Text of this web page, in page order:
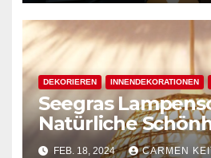
DEKORIEREN INNENDEKORATIONEN
Seegras
Natürliche
nachhaltige
FEB. 18, 2024 CARMEN